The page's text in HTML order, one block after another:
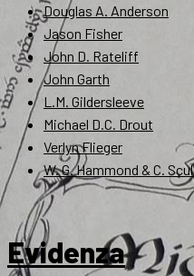
Douglas A. Anderson
Jason Fisher
John D. Rateliff
John Garth
L.M. Gildersleeve
Michael D.C. Drout
Verlyn Flieger
W. G. Hammond & C.
Evidenza